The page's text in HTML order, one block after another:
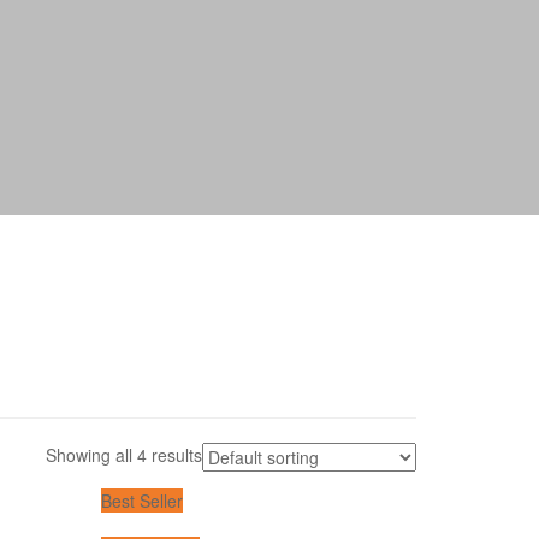
Showing all 4 results
Best Seller